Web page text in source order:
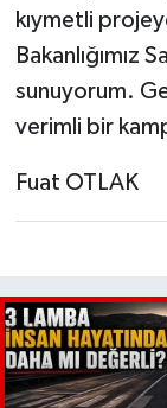
kıymetli
Bakanlığımız
sunuyorum.
verimli bir
Fuat OTLAK